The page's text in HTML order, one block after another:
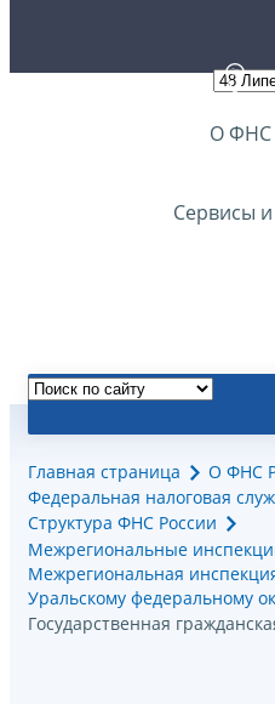
О ФНС
Сервисы и
Главная страница
О ФНС
Федеральная налоговая
Структура ФНС России
Межрегиональные
Межрегиональная
Уральскому федеральному
Государственная